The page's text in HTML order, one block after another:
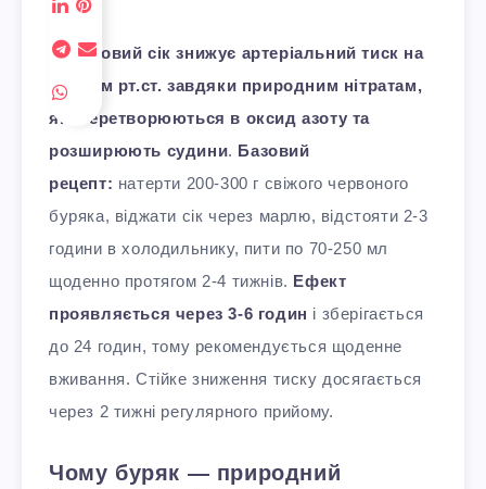
Буряковий сік знижує артеріальний тиск на
5-13 мм рт.ст. завдяки природним нітратам,
які перетворюються в оксид азоту та
розширюють судини. Базовий
рецепт: натерти 200-300 г свіжого червоного
буряка, віджати сік через марлю, відстояти 2-3
години в холодильнику, пити по 70-250 мл
щоденно протягом 2-4 тижнів. Ефект
проявляється через 3-6 годин і зберігається
до 24 годин, тому рекомендується щоденне
вживання. Стійке зниження тиску досягається
через 2 тижні регулярного прийому.
Чому буряк — природний